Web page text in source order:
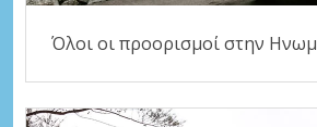
Όλοι οι προορισμοί στην